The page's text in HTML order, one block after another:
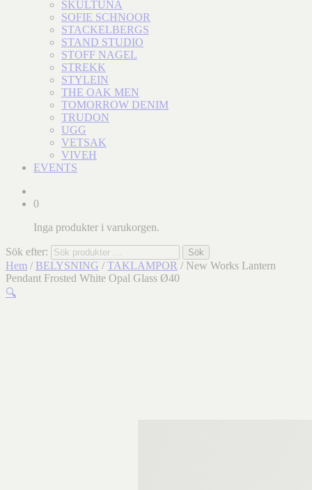
SKULTUNA
SOFIE SCHNOOR
STACKELBERGS
STAND STUDIO
STOFF NAGEL
STREKK
STYLEIN
THE OAK MEN
TOMORROW DENIM
TRUDON
UGG
VETSAK
VIVEH
EVENTS
0
Inga produkter i varukorgen.
Sök efter: Sök
Hem / BELYSNING / TAKLAMPOR / New Works Lantern
Pendant Frosted White Opal Glass Ø40
🔍